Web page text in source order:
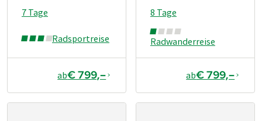
Radsportreise
7 Tage
ab€ 799,–
Radwanderreise
8 Tage
ab€ 799,–